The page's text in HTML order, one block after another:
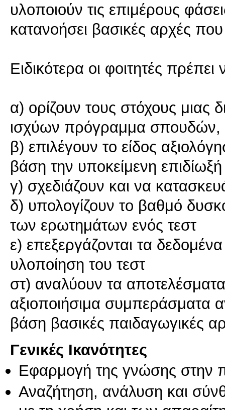
υλοποιούν τις επιμέρους
κατανοήσει βασικές αρχές
Ειδικότερα οι φοιτητές
α) ορίζουν τους στόχους μιας
ισχύων πρόγραμμα σπουδών,
β) επιλέγουν το είδος
βάση την υποκείμενη
γ) σχεδιάζουν και να
δ) υπολογίζουν το βαθμό
των ερωτημάτων ενός τεστ
ε) επεξεργάζονται τα
υλοποίηση του τεστ
στ) αναλύουν τα
αξιοποιήσιμα συμπεράσματα
Γενικές Ικανότητες
Εφαρμογή της γνώσης στην
Αναζήτηση, ανάλυση και